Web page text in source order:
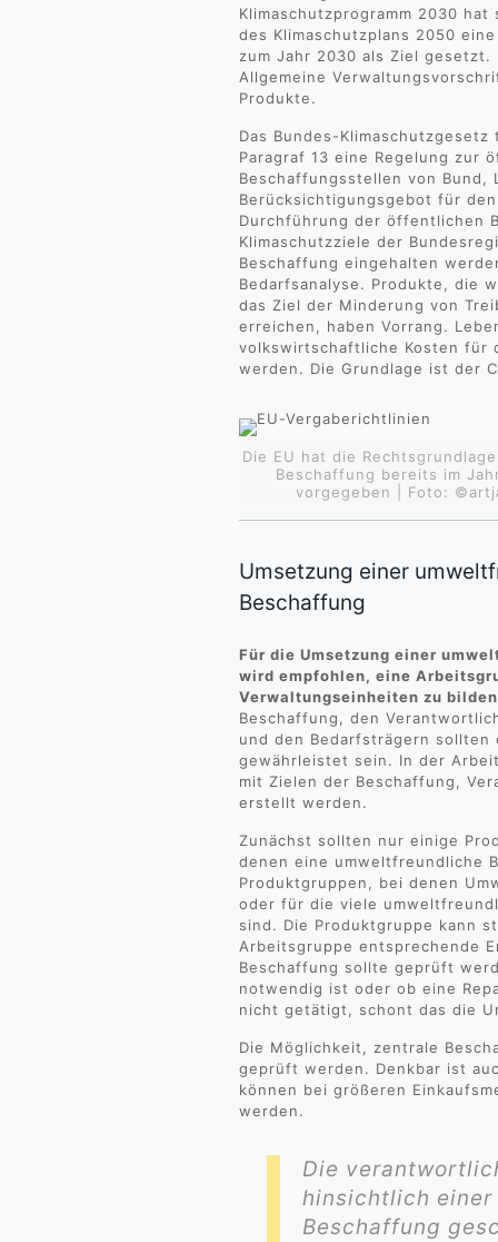
Klimaschutzprogramm 2030
des Klimaschutzplans 2050
zum Jahr 2030 als Ziel
Allgemeine
Produkte.
Das Bundes-
Paragraf 13 eine Regelung zur
Beschaffungsstellen von Bund,
Berücksichtigungsgebot für
Durchführung der öffentlichen
Klimaschutzziele der
Beschaffung eingehalten
Bedarfsanalyse. Produkte, die
das Ziel der Minderung von
erreichen, haben Vorrang.
volkswirtschaftliche Kosten für
werden. Die Grundlage ist der
Die EU hat die
Beschaffung bereits im
vorgegeben | Foto:
Umsetzung einer
Beschaffung
Für die Umsetzung einer
wird empfohlen, eine
Verwaltungseinheiten zu
Beschaffung, den
und den Bedarfsträgern sollten
gewährleistet sein. In der
mit Zielen der Beschaffung,
erstellt werden.
Zunächst sollten nur einige
denen eine umweltfreundliche
Produktgruppen, bei denen
oder für die viele
sind. Die Produktgruppe kann
Arbeitsgruppe entsprechende
Beschaffung sollte geprüft
notwendig ist oder ob eine
nicht getätigt, schont das die
Die Möglichkeit, zentrale
geprüft werden. Denkbar ist
können bei größeren
werden.
Die
hinsichtlich
Beschaffung